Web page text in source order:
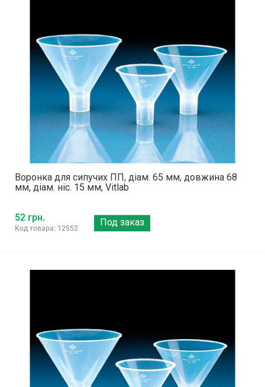
Воронка для сипучих ПП, діам. 65 мм, довжина 68
мм, діам. ніс. 15 мм, Vitlab
52 грн.
Код товара: 12552
Под заказ